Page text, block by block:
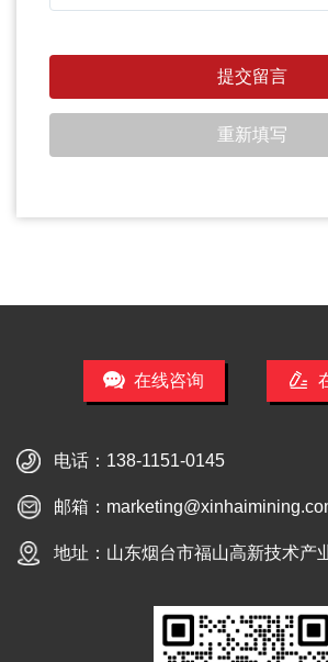
在线咨询
电话： 138-1151-0145
邮箱：
地址：山东烟台市福山高新技术产